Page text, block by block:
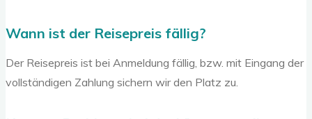
Wann ist der Reisepreis fällig?
Der Reisepreis ist bei Anmeldung fällig, bzw. mit Eingang der
vollständigen Zahlung sichern wir den Platz zu.